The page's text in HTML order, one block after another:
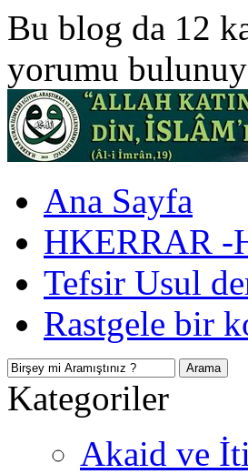
Bu blog da 12
yorumu
Ana Sayfa
HKERRAR -
Tefsir Usul
Rastgele bir
Kategoriler
Akaid ve